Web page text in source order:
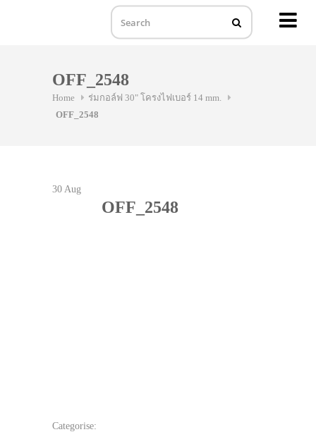
OFF_2548
Home
ร่มกอล์ฟ 30" โครงไฟเบอร์ 14 mm.
OFF_2548
30 Aug
OFF_2548
Categorise: